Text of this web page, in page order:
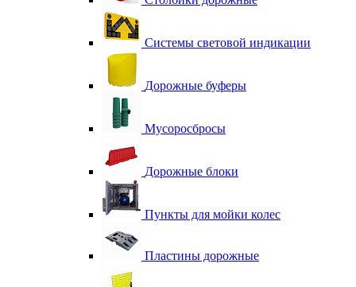
Системы световой индикации
Дорожные буферы
Мусоросбросы
Дорожные блоки
Пункты для мойки колес
Пластины дорожные